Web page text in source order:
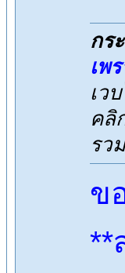
กร
เพ
เว
คลิ
รว
ข
**